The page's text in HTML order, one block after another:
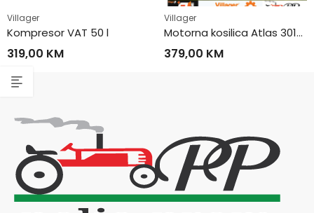
Villager
Kompresor VAT 50 l
319,00 KM
Villager
Motorna kosilica Atlas 3010 T
379,00 KM